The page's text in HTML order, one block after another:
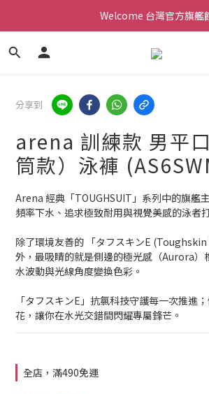
Welcome 台灣官方旗艦
Welcome 台灣官方旗艦
新會員加入現領折價200元。立
分享到
arena 訓練款 男平
筒款）泳褲
Arena 經典「TOUGHSUIT」系列中的旗艦
頻率下水、追求極致耐用與視覺美感的泳者
除了環境友善的 「タフスキンE
外，最吸睛的就是側邊的極光感（Aurora）
水波動與光線角度變換色彩。
「タフスキンE」抗氯科技守護每一次推進
花，讓你在水光交錯間閃耀專屬鋒芒。
全店，滿490免運